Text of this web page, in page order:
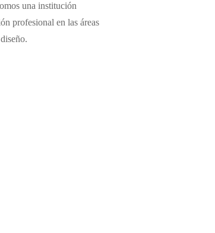
una institución
profesional en las áreas